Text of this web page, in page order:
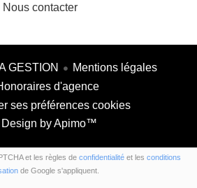
Nous contacter
GESTION
Mentions légales
d'agence
ses préférences cookies
Design byApimo™
et les règles de confidentialitéet les conditions
de Google s'appliquent.